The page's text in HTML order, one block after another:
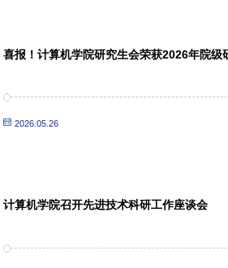
喜报！计算机学院研究生会荣获2026年院级
2026.05.26
计算机学院召开先进技术科研工作座谈会